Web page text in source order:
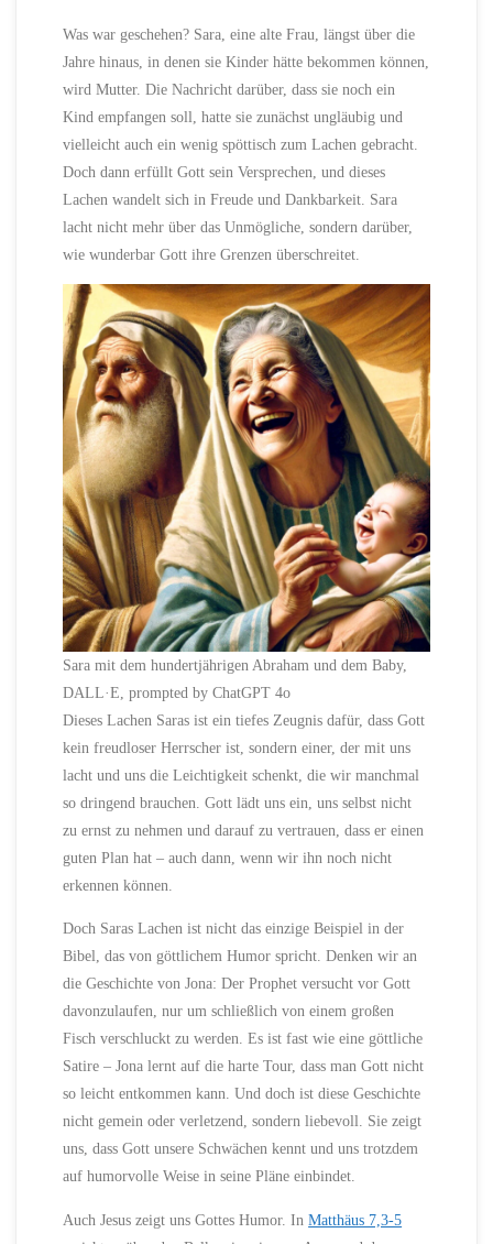
Was war geschehen? Sara, eine alte Frau, längst über die
Jahre hinaus, in denen sie Kinder hätte bekommen können,
wird Mutter. Die Nachricht darüber, dass sie noch ein
Kind empfangen soll, hatte sie zunächst ungläubig und
vielleicht auch ein wenig spöttisch zum Lachen gebracht.
Doch dann erfüllt Gott sein Versprechen, und dieses
Lachen wandelt sich in Freude und Dankbarkeit. Sara
lacht nicht mehr über das Unmögliche, sondern darüber,
wie wunderbar Gott ihre Grenzen überschreitet.
Sara mit dem hundertjährigen Abraham und dem Baby,
DALL·E, prompted by ChatGPT 4o
Dieses Lachen Saras ist ein tiefes Zeugnis dafür, dass Gott
kein freudloser Herrscher ist, sondern einer, der mit uns
lacht und uns die Leichtigkeit schenkt, die wir manchmal
so dringend brauchen. Gott lädt uns ein, uns selbst nicht
zu ernst zu nehmen und darauf zu vertrauen, dass er einen
guten Plan hat – auch dann, wenn wir ihn noch nicht
erkennen können.
Doch Saras Lachen ist nicht das einzige Beispiel in der
Bibel, das von göttlichem Humor spricht. Denken wir an
die Geschichte von Jona: Der Prophet versucht vor Gott
davonzulaufen, nur um schließlich von einem großen
Fisch verschluckt zu werden. Es ist fast wie eine göttliche
Satire – Jona lernt auf die harte Tour, dass man Gott nicht
so leicht entkommen kann. Und doch ist diese Geschichte
nicht gemein oder verletzend, sondern liebevoll. Sie zeigt
uns, dass Gott unsere Schwächen kennt und uns trotzdem
auf humorvolle Weise in seine Pläne einbindet.
Auch Jesus zeigt uns Gottes Humor. InMatthäus 7,3-5